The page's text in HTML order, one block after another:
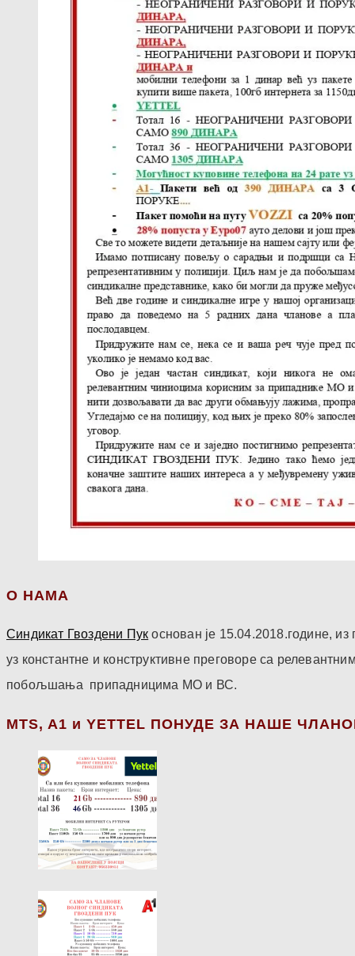
О НАМА
Синдикат Гвоздени Пук основан је 15.04.2018.године,
уз константне и конструктивне преговоре са
побољшања припадницима МО и ВС.
МТS, A1 и YETTEL ПОНУДЕ ЗА НАШЕ